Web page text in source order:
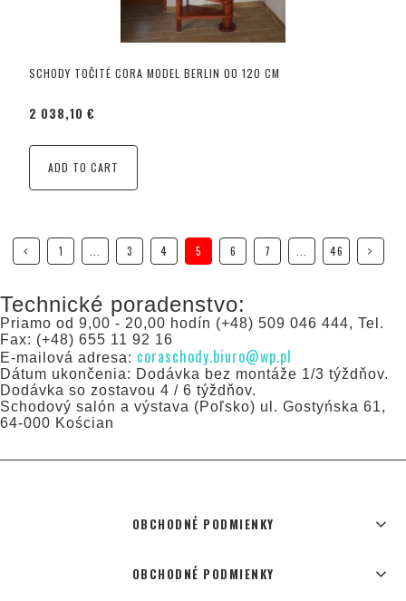
SCHODY TOČITÉ CORA MODEL BERLIN 00 120 CM
2 038,10 €
ADD TO CART
1 3 4 5 6 7 46
Technické poradenstvo:
Priamo od 9,00 - 20,00 hodín (+48) 509 046 444, Tel.
Fax: (+48) 655 11 92 16
E-mailová adresa: coraschody.biuro@wp.pl
Dátum ukončenia: Dodávka bez montáže 1/3 týždňov.
Dodávka so zostavou 4 / 6 týždňov.
Schodový salón a výstava (Poľsko) ul. Gostyńska 61,
64-000 Kościan
OBCHODNÉ PODMIENKY
OBCHODNÉ PODMIENKY